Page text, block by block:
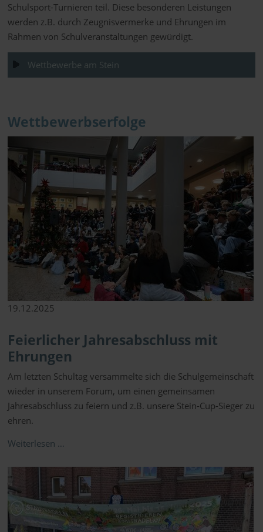
Schulsport-Turnieren teil. Diese besonderen Leistungen
werden z.B. durch Zeugnisvermerke und Ehrungen im
Rahmen von Schulveranstaltungen gewürdigt.
Wettbewerbe am Stein
Wettbewerbserfolge
19.12.2025
Feierlicher Jahresabschluss mit
Ehrungen
Am letzten Schultag versammelte sich die Schulgemeinschaft
wieder in unserem Forum, um einen gemeinsamen
Jahresabschluss zu feiern und z.B. unsere Stein-Cup-Sieger zu
ehren.
Weiterlesen …